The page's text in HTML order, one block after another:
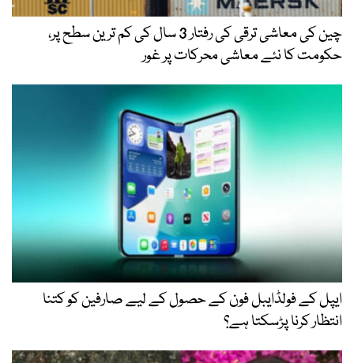
چین کی معاشی ترقی کی رفتار 3 سال کی کم ترین سطح پر،
حکومت کا نئے معاشی محرکات پر غور
ایپل کے فولڈایبل فون کے حصول کے لیے صارفین کو کتنا
انتظار کرنا پڑسکتا ہے؟